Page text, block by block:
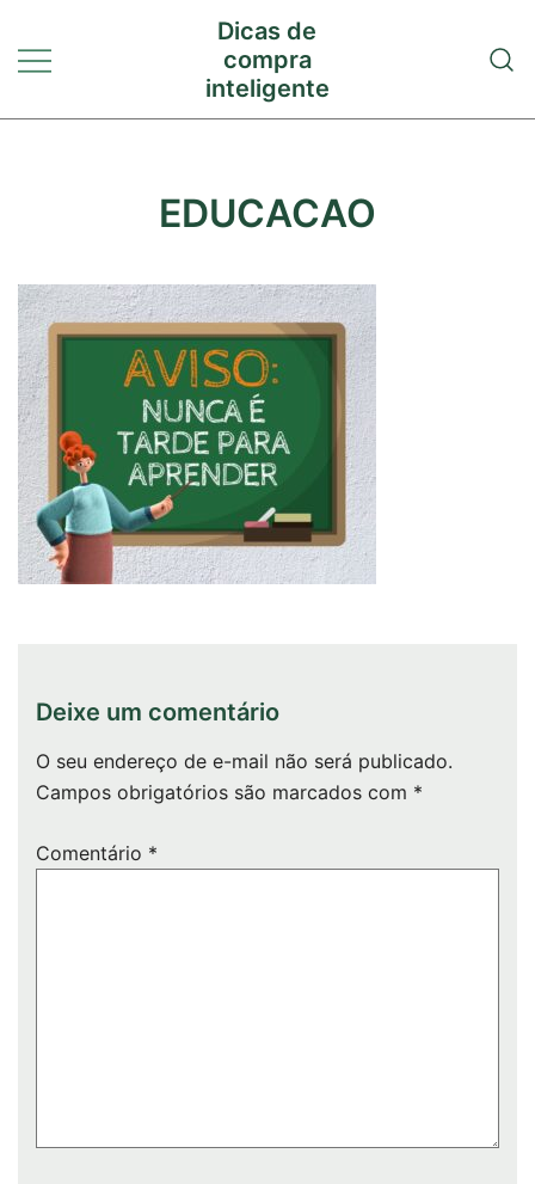
para
conteúdo
Dicas de
compra
inteligente
EDUCACAO
Deixe um comentário
O seu endereço de e-mail não será publicado.
Campos obrigatórios são marcados com *
Comentário *